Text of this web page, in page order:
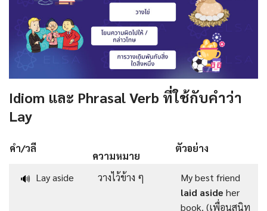
Idiom และ Phrasal Verb ที่ใช้กับคำว่า
Lay
คำ/วลี
ความหมาย
ตัวอย่าง
🔊 Lay aside วางไว้ข้าง ๆ
My best friend
laid aside her
book. (เพื่อนสนิท